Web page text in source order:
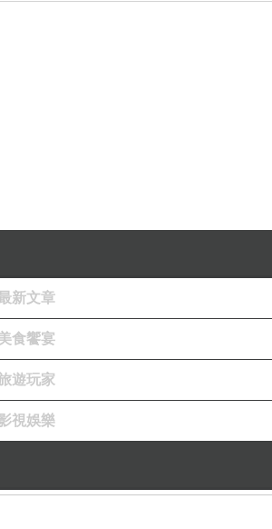
新文章
食饗宴
遊玩家
視娛樂